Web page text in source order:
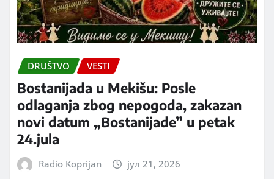
DRUŠTVO VESTI
Bostanijada u Mekišu: Posle
odlaganja zbog nepogoda, zakazan
novi datum „Bostanijade” u petak
24.jula
Radio Koprijan јул 21, 2026